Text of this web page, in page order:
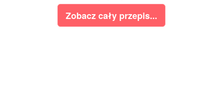
Zobacz cały przepis...